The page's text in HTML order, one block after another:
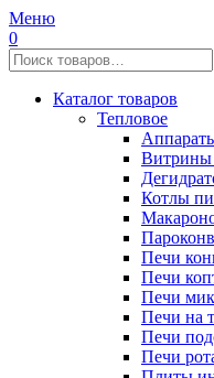
Меню
0
Каталог товаров
Тепловое
Витрины
Котлы
Печи
Печи
Печи
Печи на
Печи
Печи